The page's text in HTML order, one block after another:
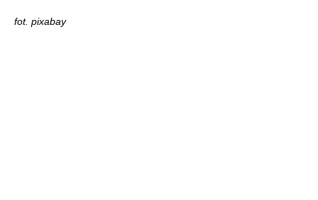
fot. pixabay